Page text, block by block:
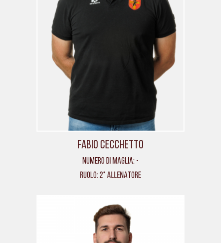
Fabio Cecchetto
Numero di maglia: -
Ruolo: 2° allenatore